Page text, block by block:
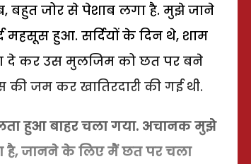
बहुत जोर से पेशाब लगा है. मुझे जाने
महसूस हुआ. सर्दियों के दिन थे, शाम
दे कर उस मुलजिम को छत पर बने
जम कर खातिरदारी की गई थी.
हुआ बाहर चला गया. अचानक मुझे
है, जानने के लिए मैं छत पर चला